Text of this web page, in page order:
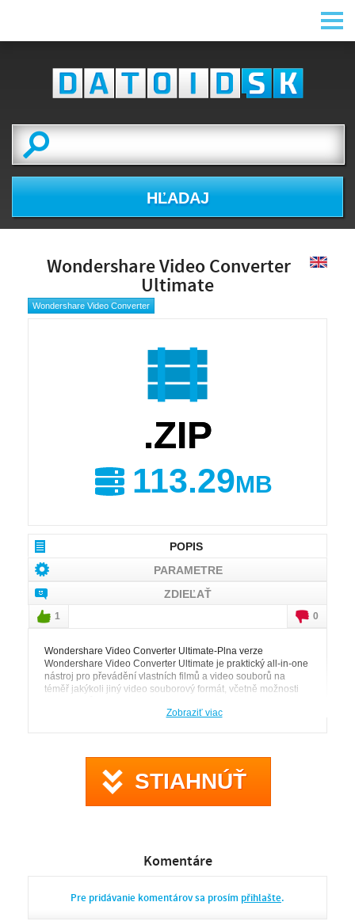
HĽADAJ
Wondershare Video Converter
Ultimate
Wondershare Video Converter
113.29MB
.ZIP
POPIS
PARAMETRE
ZDIEĽAŤ
1 0
Wondershare Video Converter Ultimate-Plna verze
Wondershare Video Converter Ultimate je praktický all-in-one
nástroj pro převádění vlastních filmů a video souborů na
téměř jakýkoli jiný video souborový formát, včetně možnosti
aplikace je také několik editačních funkcí pro základní úpravy
Zobraziť viac
STIAHNÚŤ
Komentáre
Pre pridávanie komentárov sa prosím přihlašte.